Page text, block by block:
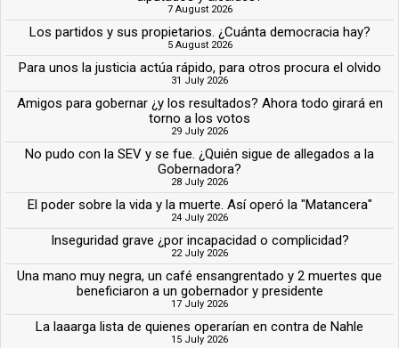
7 August 2026
Los partidos y sus propietarios. ¿Cuánta democracia hay?
5 August 2026
Para unos la justicia actúa rápido, para otros procura el olvido
31 July 2026
Amigos para gobernar ¿y los resultados? Ahora todo girará en
torno a los votos
29 July 2026
No pudo con la SEV y se fue. ¿Quién sigue de allegados a la
Gobernadora?
28 July 2026
El poder sobre la vida y la muerte. Así operó la "Matancera"
24 July 2026
Inseguridad grave ¿por incapacidad o complicidad?
22 July 2026
Una mano muy negra, un café ensangrentado y 2 muertes que
beneficiaron a un gobernador y presidente
17 July 2026
La laaarga lista de quienes operarían en contra de Nahle
15 July 2026